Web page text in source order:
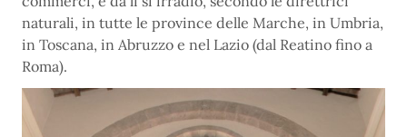
naturali, in tutte le province delle Marche, in Umbria,
in Toscana, in Abruzzo e nel Lazio (dal Reatino fino a
Roma).